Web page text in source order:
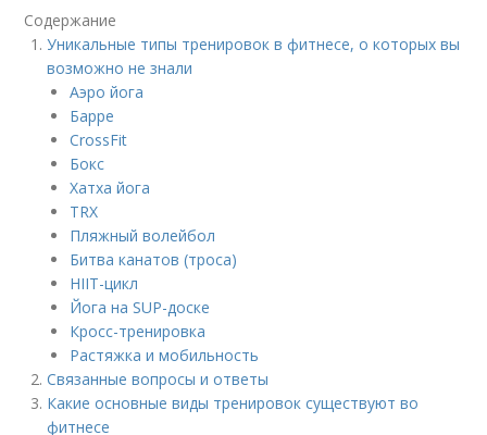
Содержание
Уникальные типы тренировок в фитнесе, о которых вы
возможно не знали
Аэро йога
Барре
CrossFit
Бокс
Хатха йога
TRX
Пляжный волейбол
Битва канатов (троса)
HIIT-цикл
Йога на SUP-доске
Кросс-тренировка
Растяжка и мобильность
Связанные вопросы и ответы
Какие основные виды тренировок существуют во
фитнесе